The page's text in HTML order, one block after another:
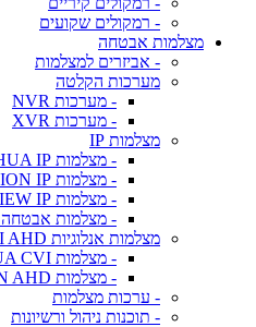
- רמקולים שקועים
מצלמות אבטחה
- אביזרים למצלמות
מערכות הקלטה
- מערכות NVR
- מערכות XVR
מצלמות IP
- מצלמות DAHUA IP
- מצלמות HIKVISION IP
- מצלמות UNIVIEW IP
- מצלמות אבטחה PROVISION ISR IP
מצלמות אנלוגיות CVI TVI AHD
- מצלמות DAHUA CVI
- מצלמות HIKVISION AHD
- ערכות מצלמות
- תוכנות ניהול ורשיונות